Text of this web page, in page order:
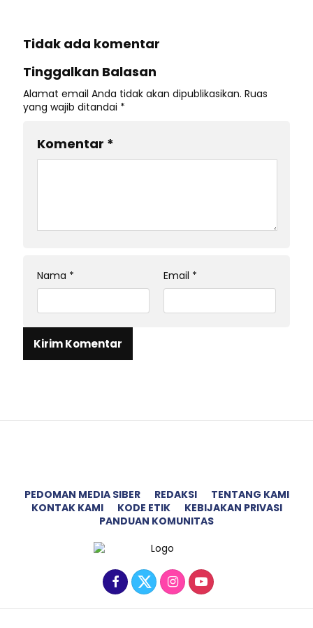
Tidak ada komentar
Tinggalkan Balasan
Alamat email Anda tidak akan dipublikasikan. Ruas
yang wajib ditandai *
Komentar *
Nama * Email *
PEDOMAN MEDIA SIBER REDAKSI
TENTANG KAMI
KONTAK KAMI
KODE ETIK
KEBIJAKAN PRIVASI
PANDUAN KOMUNITAS